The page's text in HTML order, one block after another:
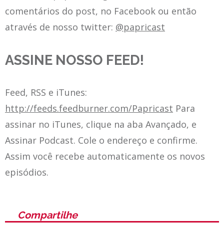
comentários do post, no Facebook ou então
através de nosso twitter: @papricast
ASSINE NOSSO FEED!
Feed, RSS e iTunes:
http://feeds.feedburner.com/Papricast Para
assinar no iTunes, clique na aba Avançado, e
Assinar Podcast. Cole o endereço e confirme.
Assim você recebe automaticamente os novos
episódios.
Compartilhe